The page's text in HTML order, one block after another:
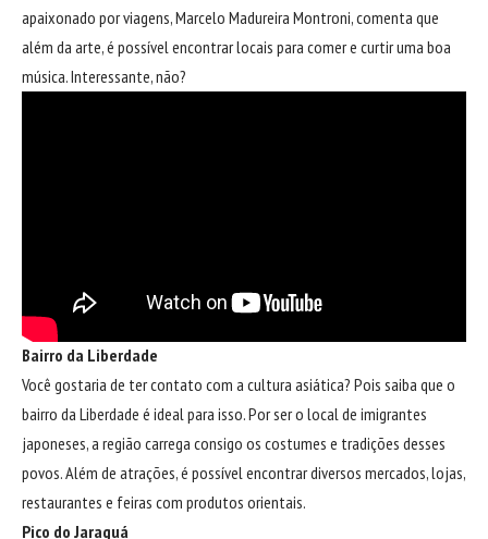
apaixonado por viagens,Marcelo Madureira Montroni, comenta que
além da arte, é possível encontrar locais para comer e curtir uma boa
música. Interessante, não?
Bairro da Liberdade
Você gostaria de ter contato com a cultura asiática? Pois saiba que o
bairro da Liberdade é ideal para isso. Por ser o local de imigrantes
japoneses, a região carrega consigo os costumes e tradições desses
povos. Além de atrações, é possível encontrar diversos mercados, lojas,
restaurantes e feiras com produtos orientais.
Pico do Jaraguá